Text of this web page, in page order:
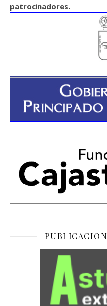
patrocinadores.